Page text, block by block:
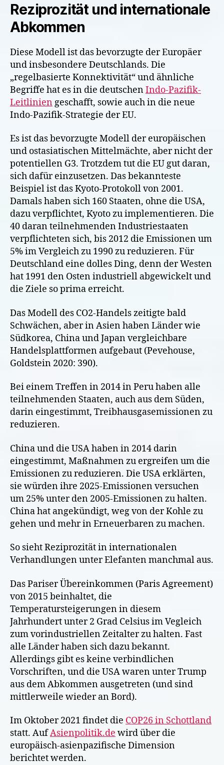
Reziprozität und internationale
Abkommen
Diese Modell ist das bevorzugte der Europäer
und insbesondere Deutschlands. Die
„regelbasierte Konnektivität“ und ähnliche
Begriffe hat es in die deutschenIndo-Pazifik-
Leitliniengeschafft, sowie auch in die neue
Indo-Pazifik-Strategie der EU.
Es ist das bevorzugte Modell der europäischen
und ostasiatischen Mittelmächte, aber nicht der
potentiellen G3. Trotzdem tut die EU gut daran,
sich dafür einzusetzen. Das bekannteste
Beispiel ist das Kyoto-Protokoll von 2001.
Damals haben sich 160 Staaten, ohne die USA,
dazu verpflichtet, Kyoto zu implementieren. Die
40 daran teilnehmenden Industriestaaten
verpflichteten sich, bis 2012 die Emissionen um
5% im Vergleich zu 1990 zu reduzieren. Für
Deutschland eine dolles Ding, denn der Westen
hat 1991 den Osten industriell abgewickelt und
die Ziele so prima erreicht.
Das Modell des CO2-Handels zeitigte bald
Schwächen, aber in Asien haben Länder wie
Südkorea, China und Japan vergleichbare
Handelsplattformen aufgebaut (Pevehouse,
Goldstein 2020: 390).
Bei einem Treffen in 2014 in Peru haben alle
teilnehmenden Staaten, auch aus dem Süden,
darin eingestimmt, Treibhausgasemissionen zu
reduzieren.
China und die USA haben in 2014 darin
eingestimmt, Maßnahmen zu ergreifen um die
Emissionen zu reduzieren. Die USA erklärten,
sie würden ihre 2025-Emissionen versuchen
um 25% unter den 2005-Emissionen zu halten.
China hat angekündigt, weg von der Kohle zu
gehen und mehr in Erneuerbaren zu machen.
So sieht Reziprozität in internationalen
Verhandlungen unter Elefanten manchmal aus.
Das Pariser Übereinkommen (Paris Agreement)
von 2015 beinhaltet, die
Temperatursteigerungen in diesem
Jahrhundert unter 2 Grad Celsius im Vegleich
zum vorindustriellen Zeitalter zu halten. Fast
alle Länder haben sich dazu bekannt.
Allerdings gibt es keine verbindlichen
Vorschriften, und die USA waren unter Trump
aus dem Abkommen ausgetreten (und sind
mittlerweile wieder an Bord).
Im Oktober 2021 findet die COP26 in Schottland
statt. AufAsienpolitik.de wird über die
europäisch-asienpazifische Dimension
berichtet werden.